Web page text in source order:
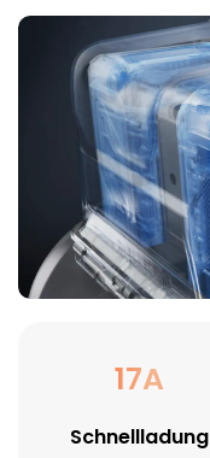
17A
Schnellladung